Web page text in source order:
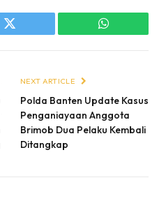
Twitter WhatsApp
NEXT ARTICLE
Polda Banten Update Kasus
Penganiayaan Anggota
Brimob Dua Pelaku Kembali
Ditangkap